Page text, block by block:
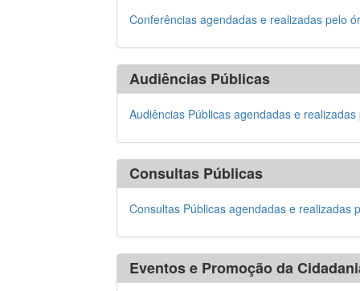
Conferências agendadas e realizadas pelo
Audiências Públicas
Audiências Públicas agendadas e
Consultas Públicas
Consultas Públicas agendadas e realizadas
Eventos e Promoção da